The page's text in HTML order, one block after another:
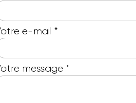
e-mail *
message *